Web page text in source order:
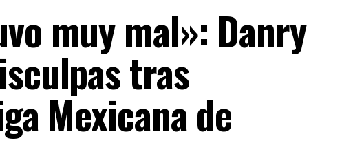
muy mal»: Danry
tras
Mexicana de